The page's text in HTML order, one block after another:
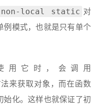
non-local static 对
例模式，也就是只有单个
用它时，会调用
来获取对象，而在函数
始化。这样也就保证了初